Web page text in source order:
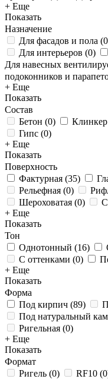
+ Еще
Показать
Назначение
Для фасадов и пола (0
Для интерьеров (0)
Для навесных
подоконников и
+ Еще
Показать
Состав
Бетон (0) Клинкер
Гипс (0)
+ Еще
Показать
Поверхность
Фактурная (35)
Рельефная (0)
Шероховатая (0)
+ Еще
Показать
Тон
Однотонный (16)
С оттенками (0)
+ Еще
Показать
Форма
Под кирпич (89)
Под натуральный
Ригельная (0)
+ Еще
Показать
Формат
Ригель (0) RF10 (0